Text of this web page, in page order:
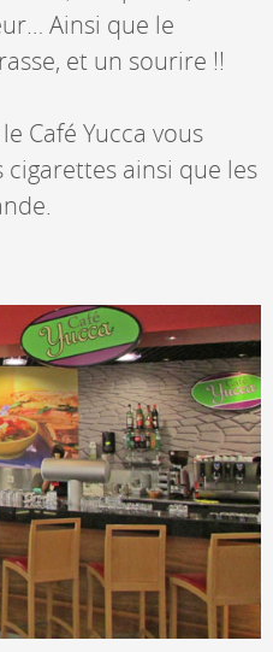
Ainsi que le
et un sourire !!
Café Yucca vous
ainsi que les